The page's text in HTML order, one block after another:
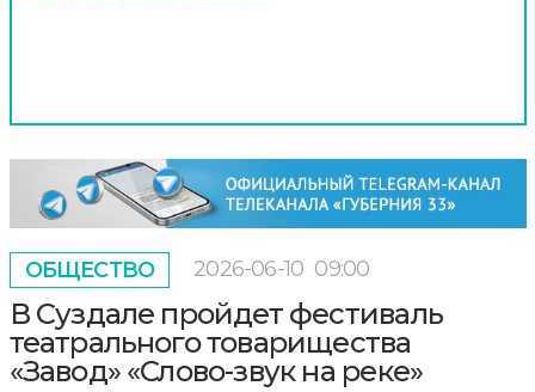
ОБЩЕСТВО 2026-06-10 09:00
В Суздале пройдет фестиваль
театрального товарищества
«Завод» «Слово-звук на реке»